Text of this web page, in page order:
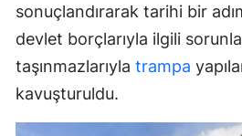
sonuçlandırarak tarihi bir
devlet borçlarıyla ilgili
taşınmazlarıyla trampa
kavuşturuldu.